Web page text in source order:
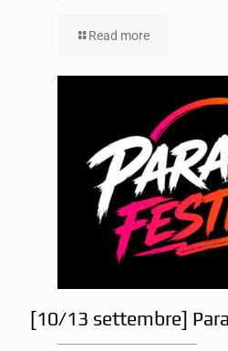
Read more
[10/13 settembre]